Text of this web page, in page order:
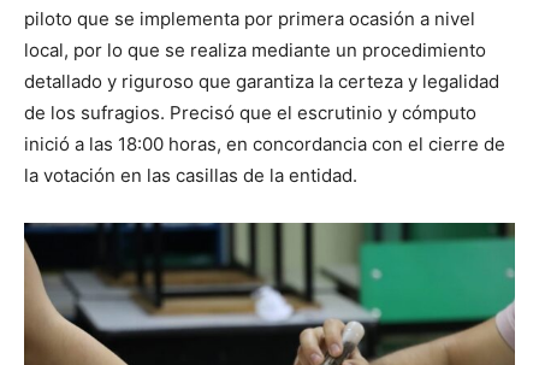
piloto que se implementa por primera ocasión a nivel
local, por lo que se realiza mediante un procedimiento
detallado y riguroso que garantiza la certeza y legalidad
de los sufragios. Precisó que el escrutinio y cómputo
inició a las 18:00 horas, en concordancia con el cierre de
la votación en las casillas de la entidad.